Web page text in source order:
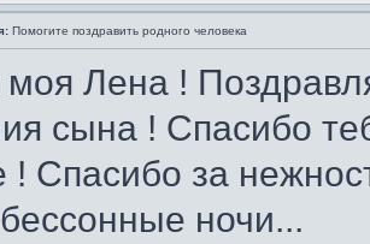
Помогите поздравить родного человека
моя Лена !
сына ! Спасибо
! Спасибо за
ночи...